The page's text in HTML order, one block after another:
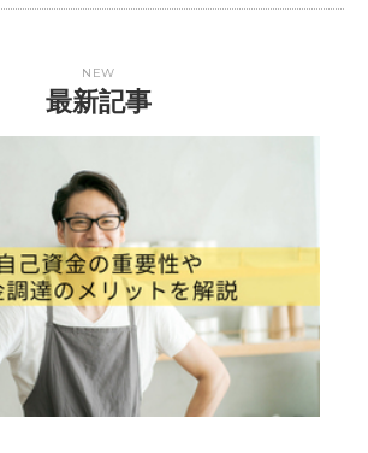
NEW
最新記事